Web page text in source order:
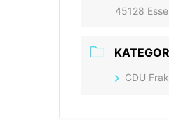
45128
CDU